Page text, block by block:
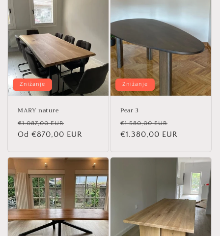
Znižanje
MARY nature
Redna
cena
€1.087,00 EUR
cena
Od €870,00 EUR
Znižanje
Pear 3
Redna
cena
€1.580,00 EUR
cena
€1.380,00 EUR